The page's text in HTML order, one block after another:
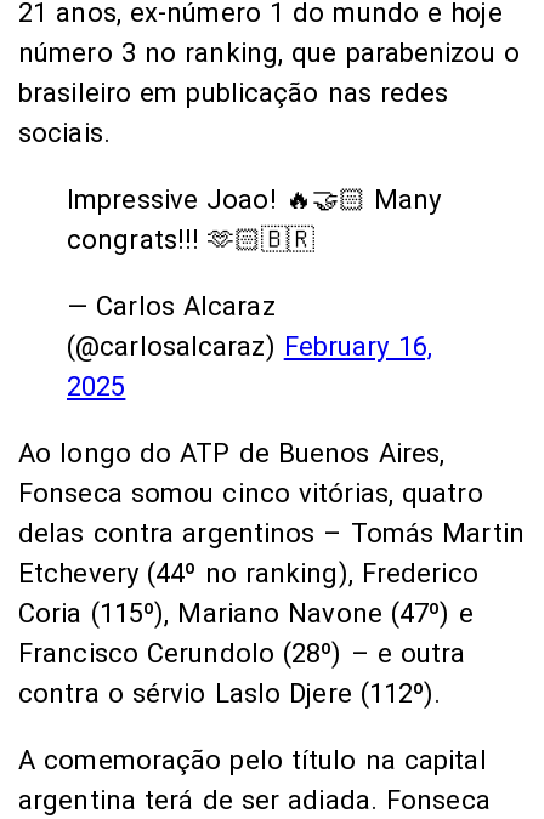
21 anos, ex-número 1 do mundo e hoje
número 3 no ranking, que parabenizou o
brasileiro em publicação nas redes
sociais.
Impressive Joao! 🔥🤝🏻 Many
congrats!!! 🫶🏻🇧🇷
— Carlos Alcaraz
(@carlosalcaraz) February 16,
2025
Ao longo do ATP de Buenos Aires,
Fonseca somou cinco vitórias, quatro
delas contra argentinos – Tomás Martin
Etchevery (44º no ranking), Frederico
Coria (115º), Mariano Navone (47º) e
Francisco Cerundolo (28º) – e outra
contra o sérvio Laslo Djere (112º).
A comemoração pelo título na capital
argentina terá de ser adiada. Fonseca